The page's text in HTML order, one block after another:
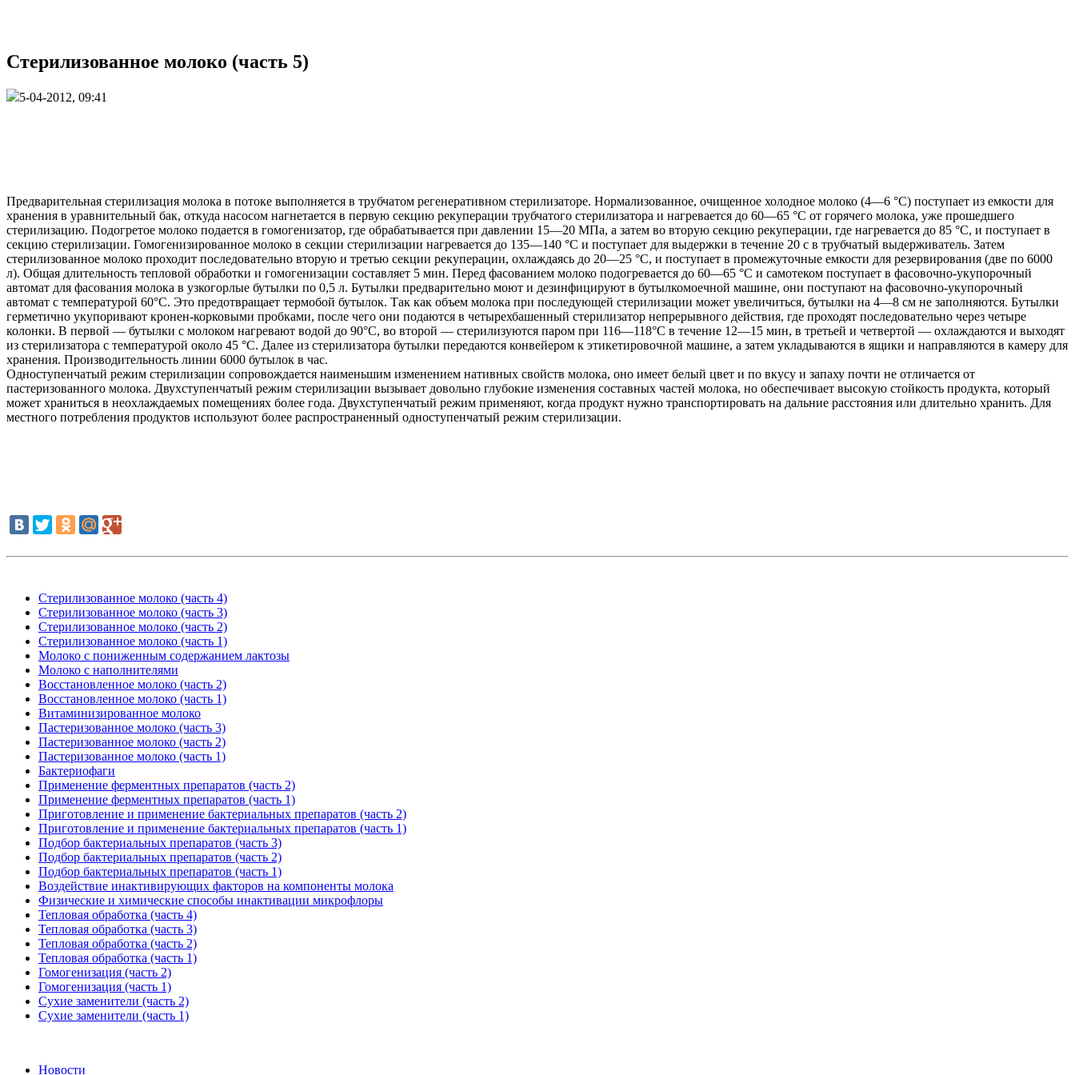
Стерилизованное молоко (часть 5)
5-04-2012, 09:41
Предварительная стерилизация молока в потоке выполняется в трубчатом регенеративном стерилизаторе. Нормализованное, очищенное холодное молоко (4—6 °С) поступает из емкости для
хранения в уравнительный бак, откуда насосом нагнетается в первую секцию рекуперации трубчатого стерилизатора и нагревается до 60—65 °С от горячего молока, уже прошедшего
стерилизацию. Подогретое молоко подается в гомогенизатор, где обрабатывается при давлении 15—20 МПа, а затем во вторую секцию рекуперации, где нагревается до 85 °С, и поступает в
секцию стерилизации. Гомогенизированное молоко в секции стерилизации нагревается до 135—140 °С и поступает для выдержки в течение 20 с в трубчатый выдерживатель. Затем
стерилизованное молоко проходит последовательно вторую и третью секции рекуперации, охлаждаясь до 20—25 °С, и поступает в промежуточные емкости для резервирования (две по 6000
л). Общая длительность тепловой обработки и гомогенизации составляет 5 мин. Перед фасованием молоко подогревается до 60—65 °С и самотеком поступает в фасовочно-укупорочный
автомат для фасования молока в узкогорлые бутылки по 0,5 л. Бутылки предварительно моют и дезинфицируют в бутылкомоечной машине, они поступают на фасовочно-укупорочный
автомат с температурой 60°С. Это предотвращает термобой бутылок. Так как объем молока при последующей стерилизации может увеличиться, бутылки на 4—8 см не заполняются. Бутылки
герметично укупоривают кронен-корковыми пробками, после чего они подаются в четырехбашенный стерилизатор непрерывного действия, где проходят последовательно через четыре
колонки. В первой — бутылки с молоком нагревают водой до 90°С, во второй — стерилизуются паром при 116—118°С в течение 12—15 мин, в третьей и четвертой — охлаждаются и выходят
из стерилизатора с температурой около 45 °С. Далее из стерилизатора бутылки передаются конвейером к этикетировочной машине, а затем укладываются в ящики и направляются в камеру для
хранения. Производительность линии 6000 бутылок в час.
Одноступенчатый режим стерилизации сопровождается наименьшим изменением нативных свойств молока, оно имеет белый цвет и по вкусу и запаху почти не отличается от
пастеризованного молока. Двухступенчатый режим стерилизации вызывает довольно глубокие изменения составных частей молока, но обеспечивает высокую стойкость продукта, который
может храниться в неохлаждаемых помещениях более года. Двухступенчатый режим применяют, когда продукт нужно транспортировать на дальние расстояния или длительно хранить. Для
местного потребления продуктов используют более распространенный одноступенчатый режим стерилизации.
Стерилизованное молоко (часть 4)
Стерилизованное молоко (часть 3)
Стерилизованное молоко (часть 2)
Стерилизованное молоко (часть 1)
Молоко с пониженным содержанием лактозы
Молоко с наполнителями
Восстановленное молоко (часть 2)
Восстановленное молоко (часть 1)
Витаминизированное молоко
Пастеризованное молоко (часть 3)
Пастеризованное молоко (часть 2)
Пастеризованное молоко (часть 1)
Бактериофаги
Применение ферментных препаратов (часть 2)
Применение ферментных препаратов (часть 1)
Приготовление и применение бактериальных препаратов (часть 2)
Приготовление и применение бактериальных препаратов (часть 1)
Подбор бактериальных препаратов (часть 3)
Подбор бактериальных препаратов (часть 2)
Подбор бактериальных препаратов (часть 1)
Воздействие инактивирующих факторов на компоненты молока
Физические и химические способы инактивации микрофлоры
Тепловая обработка (часть 4)
Тепловая обработка (часть 3)
Тепловая обработка (часть 2)
Тепловая обработка (часть 1)
Гомогенизация (часть 2)
Гомогенизация (часть 1)
Сухие заменители (часть 2)
Сухие заменители (часть 1)
Новости